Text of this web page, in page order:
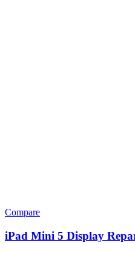
Compare
iPad Mini 5 Display